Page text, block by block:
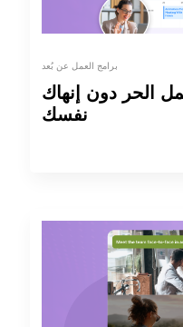
برامج العمل عن بُعد
الحر دون إنهاك
نفسك